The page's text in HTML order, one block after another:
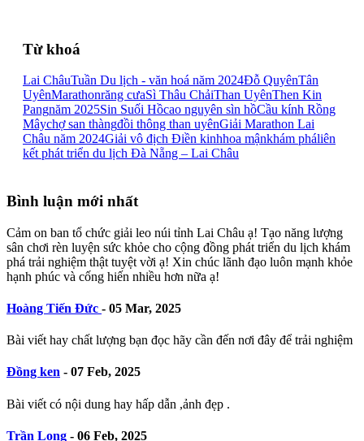
Từ khoá
Lai ChâuTuần Du lịch - văn hoá năm 2024Đỗ QuyênTân
UyênMarathonrăng cưaSì Thâu ChảiThan UyênThen Kin
Pangnăm 2025Sin Suối Hồcao nguyên sìn hồCầu kính Rồng
Mâychợ san thàngđồi thông than uyênGiải Marathon Lai
Châu năm 2024Giải vô địch Điền kinhhoa mậnkhám pháliên
kết phát triển du lịch Đà Nẵng – Lai Châu
Bình luận mới nhất
Cảm on ban tổ chức giải leo núi tỉnh Lai Châu ạ! Tạo năng lượng
sân chơi rèn luyện sức khỏe cho cộng đồng phát triển du lịch khám
phá trải nghiệm thật tuyệt vời ạ! Xin chúc lãnh đạo luôn mạnh khỏe
hạnh phúc và cống hiến nhiều hơn nữa ạ!
Hoàng Tiến Đức - 05 Mar, 2025
Bài viết hay chất lượng bạn đọc hãy cần đến nơi đây để trải nghiệm
Đồng ken - 07 Feb, 2025
Bài viết có nội dung hay hấp dẫn ,ảnh đẹp .
Trần Long - 06 Feb, 2025